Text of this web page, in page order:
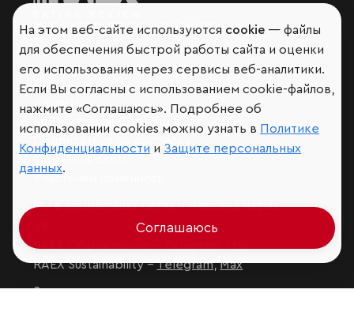
Мир сквозь призму рейтингов
Аналитика
Контактная информация
Подписаться на рассылку
Мы в социальных сетях и мессенджерах
RAEX Образование –Telegram,Max
RAEX Sustainability –Telegram,Max
Защита персональных данных
На этом веб-сайте используются cookie — файлы
для обеспечения быстрой работы сайта и оценки
его использования через сервисы веб-аналитики.
Если Вы согласны с использованием cookie-файлов,
нажмите «Соглашаюсь». Подробнее об
использовании cookies можно узнать в Политике
Конфиденциальности и Защите персональных
данных.
Соглашаюсь